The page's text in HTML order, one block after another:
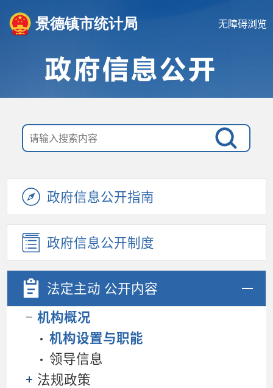
景德镇市统计局 无障碍浏览
政府信息公开指南
政府信息公开制度
法定主动 公开内容
机构概况
机构设置与职能
领导信息
法规政策